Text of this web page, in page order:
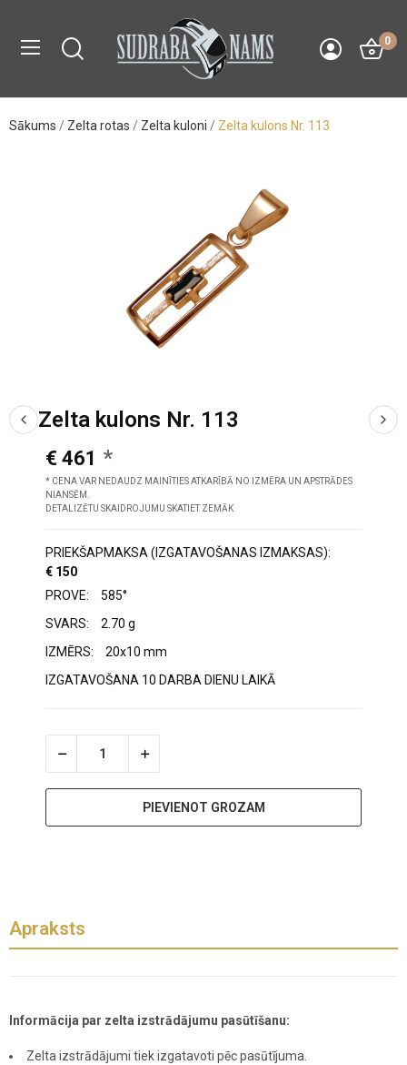
0
Sākums Zelta rotas Zelta kuloni Zelta kulons Nr. 113
Zelta kulons Nr. 113
€ 461
* CENA VAR NEDAUDZ MAINĪTIES ATKARĪBĀ NO IZMĒRA UN APSTRĀDES
NIANSĒM.
DETALIZĒTU SKAIDROJUMU SKATIET ZEMĀK
PRIEKŠAPMAKSA (IZGATAVOŠANAS IZMAKSAS):
€ 150
PROVE:
585°
SVARS:
2.70 g
IZMĒRS:
20x10 mm
IZGATAVOŠANA 10 DARBA DIENU LAIKĀ
PIEVIENOT GROZAM
Apraksts
Informācija par zelta izstrādājumu pasūtīšanu:
Zelta izstrādājumi tiek izgatavoti pēc pasūtījuma.